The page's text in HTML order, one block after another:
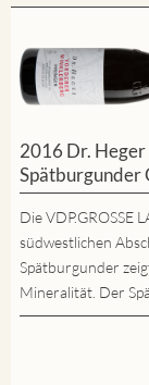
2016 Dr. Heger
Spätburgunder
Die VDP.GROSSE
südwestlichen
Spätburgunder
Mineralität. Der